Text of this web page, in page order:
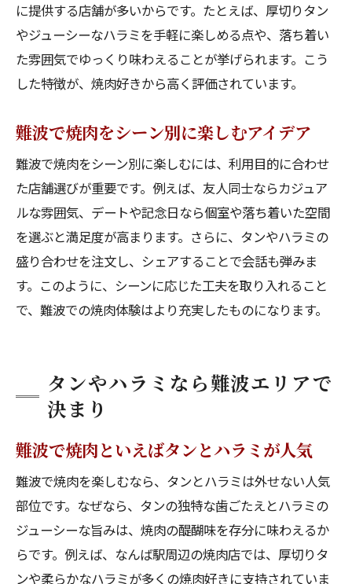
に提供する店舗が多いからです。たとえば、厚切りタン
やジューシーなハラミを手軽に楽しめる点や、落ち着い
た雰囲気でゆっくり味わえることが挙げられます。こう
した特徴が、焼肉好きから高く評価されています。
難波で焼肉をシーン別に楽しむアイデア
難波で焼肉をシーン別に楽しむには、利用目的に合わせ
た店舗選びが重要です。例えば、友人同士ならカジュア
ルな雰囲気、デートや記念日なら個室や落ち着いた空間
を選ぶと満足度が高まります。さらに、タンやハラミの
盛り合わせを注文し、シェアすることで会話も弾みま
す。このように、シーンに応じた工夫を取り入れること
で、難波での焼肉体験はより充実したものになります。
タンやハラミなら難波エリアで
決まり
難波で焼肉といえばタンとハラミが人気
難波で焼肉を楽しむなら、タンとハラミは外せない人気
部位です。なぜなら、タンの独特な歯ごたえとハラミの
ジューシーな旨みは、焼肉の醍醐味を存分に味わえるか
らです。例えば、なんば駅周辺の焼肉店では、厚切りタ
ンや柔らかなハラミが多くの焼肉好きに支持されていま